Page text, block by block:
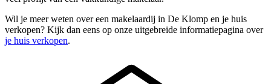
Wil je meer weten over een makelaardij in De Klomp en je huis
verkopen? Kijk dan eens op onze uitgebreide informatiepagina over
je huis verkopen.